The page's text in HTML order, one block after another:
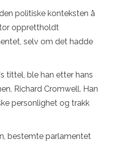
politiske konteksten å
opprettholdt
selv om det hadde
tittel, ble han etter hans
Richard Cromwell. Han
personlighet og trakk
bestemte parlamentet